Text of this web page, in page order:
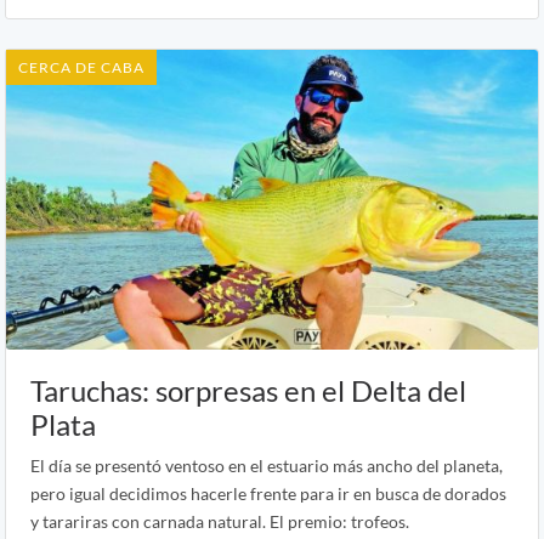
CERCA DE CABA
Taruchas: sorpresas en el Delta del
Plata
El día se presentó ventoso en el estuario más ancho del planeta,
pero igual decidimos hacerle frente para ir en busca de dorados
y tarariras con carnada natural. El premio: trofeos.